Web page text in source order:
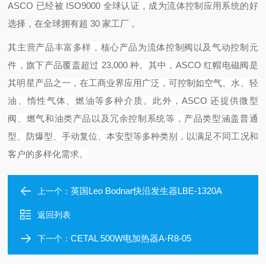
ASCO 已经被 ISO9000 全球认证，成为流体控制应用系统的好
选择 ，在全球拥有超 30 家工厂 。
其主营产品丰富多样，核心产品为流体控制阀以及气动控制元
件，旗下产品覆盖超过 23,000 种。其中，ASCO 红帽电磁阀是
其明星产品之一，在工商业界应用广泛，可控制如空气、水、轻
油、惰性气体、燃油等多种介质。此外，ASCO 还提供微型
阀、燃气和油类产品以及冗余控制系统等，产品类型涵盖普通
型、防爆型、手动复位、本安型等多种类别，以满足不同工况和
客户的多样化需求。
上一个：英国Leo Bodnar快沿发生器LBE-1320A
返回列表
下一个：CETAL 500W电加热器A-R8-05